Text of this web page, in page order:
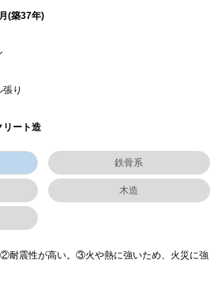
(築37年)
り
リート造
鉄骨系
木造
耐震性が高い。③火や熱に強いため、火災に強